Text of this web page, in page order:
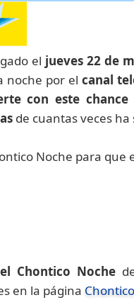
el jueves 22 de
noche por elcanal
con este chance
de cuantas veces
Noche para que
Chontico Noche
en la página